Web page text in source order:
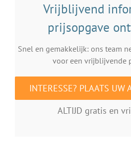
Vrijblijvend
prijsopgave
Snel en gemakkelijk: ons team
voor een vrijblijvende
INTERESSE? PLAATS UW
ALTIJD gratis en